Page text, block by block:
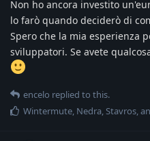
Non ho ancora investito
lo farò quando deciderò di
Spero che la mia esperienza
sviluppatori. Se avete
encelo replied to this.
Wintermute, Nedra,Stavros,